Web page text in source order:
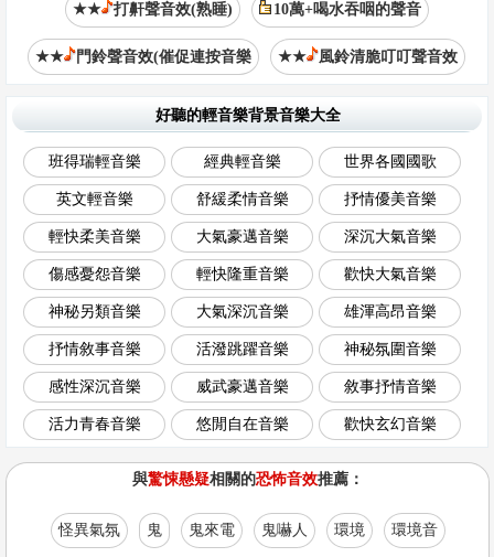
★★ 打鼾聲音效(熟睡) 10萬+喝水吞咽的聲音
★★ 門鈴聲音效(催促連按音樂 ★★ 風鈴清脆叮叮聲音效
好聽的輕音樂背景音樂大全
班得瑞輕音樂 經典輕音樂 世界各國國歌
英文輕音樂 舒緩柔情音樂 抒情優美音樂
輕快柔美音樂 大氣豪邁音樂 深沉大氣音樂
傷感憂怨音樂 輕快隆重音樂 歡快大氣音樂
神秘另類音樂 大氣深沉音樂 雄渾高昂音樂
抒情敘事音樂 活潑跳躍音樂 神秘氛圍音樂
感性深沉音樂 威武豪邁音樂 敘事抒情音樂
活力青春音樂 悠閒自在音樂 歡快玄幻音樂
與驚悚懸疑相關的恐怖音效推薦：
怪異氣氛 鬼 鬼來電 鬼嚇人 環境 環境音